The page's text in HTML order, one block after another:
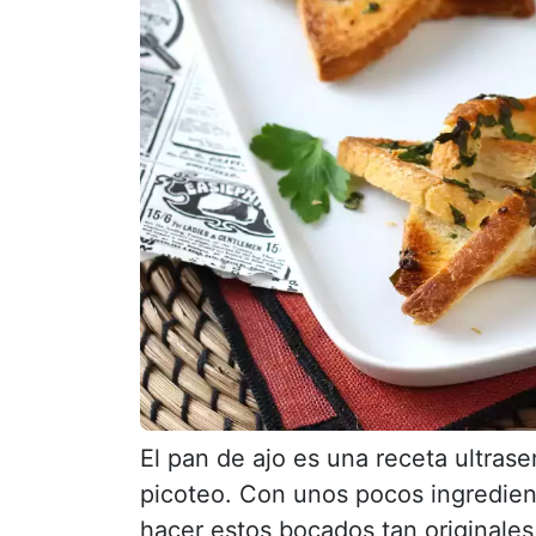
El pan de ajo es una receta
picoteo. Con unos pocos
hacer estos bocados tan